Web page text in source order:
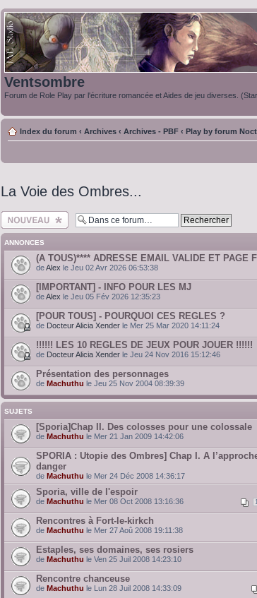
Ventsombre
Forum de Role Play par l'écriture romancée et Aides de jeu diverses.
Index du forum ‹ Archives ‹ Archives - PBF ‹ Play by forum
La Voie des Ombres...
Ecrire un nouveau
sujet
ANNONCES
(A TOUS)**** ADRESSE EMAIL VALIDE ET PAGE
deAlex le Jeu 02 Avr 2026 06:53:38
[IMPORTANT] - INFO POUR LES MJ
deAlex le Jeu 05 Fév 2026 12:35:23
[POUR TOUS] - POURQUOI CES REGLES ?
de Docteur Alicia Xender le Mer 25 Mar 2020 14:11:24
!!!!!! LES 10 REGLES DE JEUX POUR JOUER !!!!!!
de Docteur Alicia Xender le Jeu 24 Nov 2016 15:12:46
Présentation des personnages
de Machuthu le Jeu 25 Nov 2004 08:39:39
SUJETS
[Sporia]Chap II. Des colosses pour une colossale
de Machuthu le Mer 21 Jan 2009 14:42:06
SPORIA : Utopie des Ombres] Chap I. A
danger
de Machuthu le Mer 24 Déc 2008 14:36:17
Sporia, ville de l'espoir
de Machuthu le Mer 08 Oct 2008 13:16:36
Rencontres à Fort-le-kirkch
de Machuthu le Mer 27 Aoû 2008 19:11:38
Estaples, ses domaines, ses rosiers
de Machuthu le Ven 25 Juil 2008 14:23:10
Rencontre chanceuse
de Machuthu le Lun 28 Juil 2008 14:33:09